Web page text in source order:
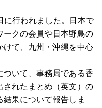
行われました。日本で
ークの会員や日本野鳥の
けて、九州・沖縄を中心
いて、事務局である香
されたまとめ（英文）の
果について報告しま